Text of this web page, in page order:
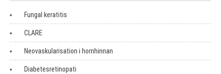
Fungal keratitis
CLARE
Neovaskularisation i hornhinnan
Diabetesretinopati